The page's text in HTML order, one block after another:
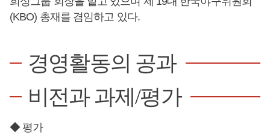
(KBO) 총재를 겸임하고 있다.
경영활동의 공과
비전과 과제/평가
◆ 평가